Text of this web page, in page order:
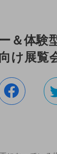
＆体
け展覧